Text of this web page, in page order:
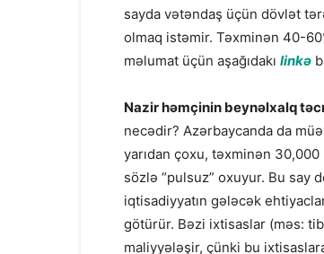
sayda vətəndaş üçün dövlət
olmaq istəmir. Təxminən 40-
məlumat üçün aşağıdakı linkə
Nazir həmçinin beynəlxalq
necədir? Azərbaycanda da
yarıdan çoxu, təxminən
sözlə “pulsuz” oxuyur. Bu say
iqtisadiyyatın gələcək
götürür. Bəzi ixtisaslar (məs:
maliyyələşir, çünki bu